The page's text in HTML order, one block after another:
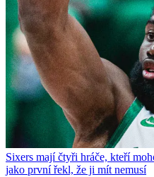
Sixers mají čtyři hráče, kteří
jako první řekl, že ji mít nemusí